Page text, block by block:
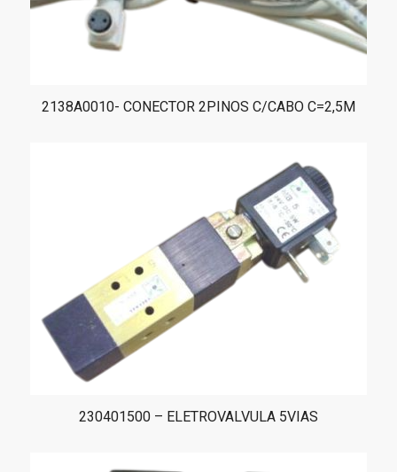
2138A0010- CONECTOR 2PINOS C/CABO C=2,5M
230401500 – ELETROVALVULA 5VIAS